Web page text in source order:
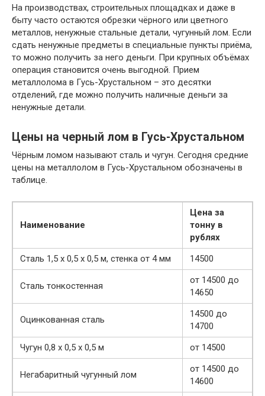
На производствах, строительных площадках и даже в
быту часто остаются обрезки чёрного или цветного
металлов, ненужные стальные детали, чугунный лом. Если
сдать ненужные предметы в специальные пункты приёма,
то можно получить за него деньги. При крупных объёмах
операция становится очень выгодной. Прием
металлолома в Гусь-Хрустальном – это десятки
отделений, где можно получить наличные деньги за
ненужные детали.
Цены на черный лом в Гусь-Хрустальном
Чёрным ломом называют сталь и чугун. Сегодня средние
цены на металлолом в Гусь-Хрустальном обозначены в
таблице.
Наименование
Цена за
тонну в
рублях
Сталь 1,5 х 0,5 х 0,5 м, стенка от 4 мм
14500
Сталь тонкостенная
от 14500 до
14650
Оцинкованная сталь
14500 до
14700
Чугун 0,8 х 0,5 х 0,5 м
от 14500
Негабаритный чугунный лом
от 14500 до
14600